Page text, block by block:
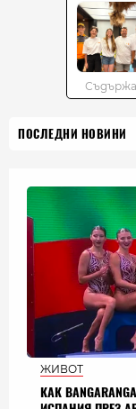
ПОСЛЕДНИ НОВИНИ
ЖИВОТ
КАК